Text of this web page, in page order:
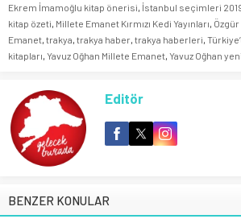
Ekrem İmamoğlu kitap önerisi İstanbul seçimleri
kitap özeti Millete Emanet Kırmızı Kedi Yayınları
Emanet trakya trakya haber trakya haberleri
kitapları Yavuz Oğhan Millete Emanet Yavuz Oğhan
Editör
BENZER KONULAR